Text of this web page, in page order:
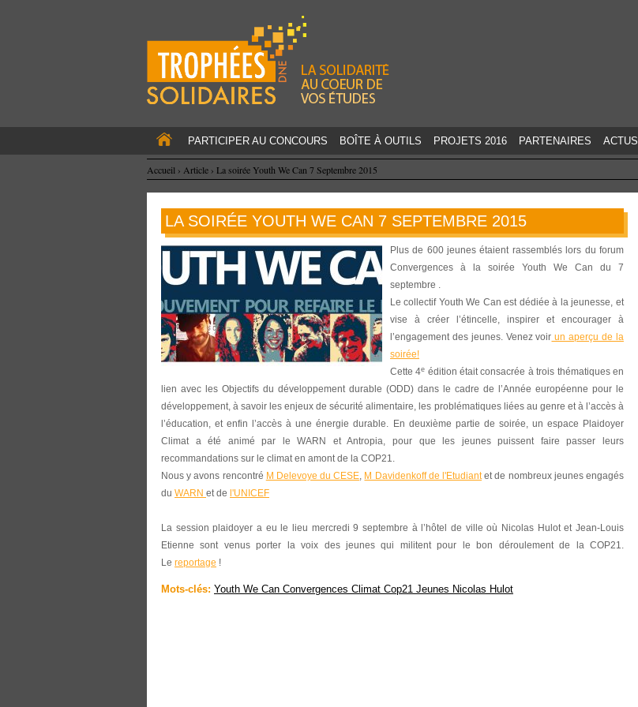
PARTICIPER AU CONCOURS BOÎTE À OUTILS PROJETS 2016 PARTENAIRES ACTUS
Accueil › Article › La soirée Youth We Can 7 Septembre 2015
LA SOIRÉE YOUTH WE CAN 7 SEPTEMBRE 2015
Plus de 600 jeunes étaient rassemblés lors du forum
Convergences à la soirée Youth We Can du 7
septembre .
Le collectif Youth We Can est dédiée à la jeunesse, et
vise à créer l’étincelle, inspirer et encourager à
l’engagement des jeunes. Venez voir un aperçu de la
soirée!
Cette 4e édition était consacrée à trois thématiques en
lien avec les Objectifs du développement durable (ODD) dans le cadre de l’Année européenne pour le
développement, à savoir les enjeux de sécurité alimentaire, les problématiques liées au genre et à l’accès à
l’éducation, et enfin l’accès à une énergie durable. En deuxième partie de soirée, un espace Plaidoyer
Climat a été animé par le WARN et Antropia, pour que les jeunes puissent faire passer leurs
recommandations sur le climat en amont de la COP21.
Nous y avons rencontré M Delevoye du CESE, M Davidenkoff de l'Etudiantet de nombreux jeunes engagés
du WARN et de l'UNICEF
La session plaidoyer a eu le lieu mercredi 9 septembre à l’hôtel de ville où Nicolas Hulot et Jean-Louis
Etienne sont venus porter la voix des jeunes qui militent pour le bon déroulement de la COP21.
Le reportage !
Mots-clés: Youth We Can Convergences Climat Cop21 Jeunes Nicolas Hulot